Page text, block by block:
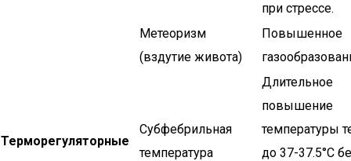
при стрессе.
Метеоризм
(вздутие живота)
Повышенное
Терморегуляторные
Субфебрильная
температура
Длительное
повышение
температуры
до 37-37.5°C